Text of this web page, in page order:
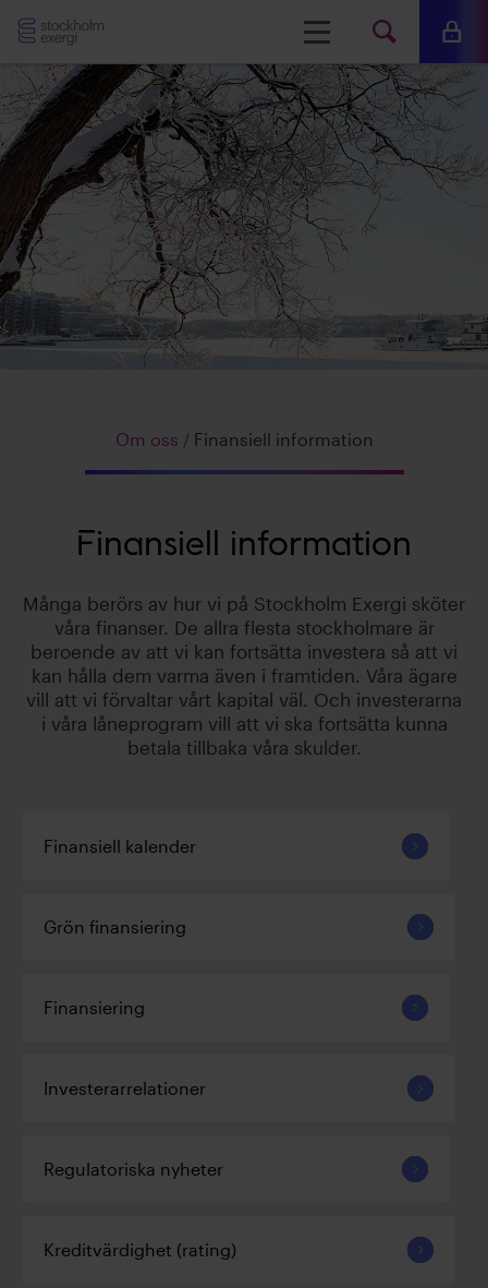
Stockholm
Meny Sök Mina
Sök
på
Om oss / Finansiell information
Finansiell information
Många berörs av hur vi på Stockholm Exergi sköter
våra finanser. De allra flesta stockholmare är
beroende av att vi kan fortsätta investera så att vi
kan hålla dem varma även i framtiden. Våra ägare
vill att vi förvaltar vårt kapital väl. Och investerarna
i våra låneprogram vill att vi ska fortsätta kunna
betala tillbaka våra skulder.
Finansiell kalender
Grön finansiering
Finansiering
Investerarrelationer
Regulatoriska nyheter
Kreditvärdighet (rating)